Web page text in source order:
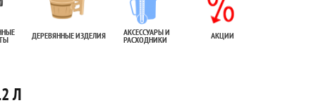
ДЕРЕВЯННЫЕ ИЗДЕЛИЯ АКСЕССУАРЫ И
РАСХОДНИКИ АКЦИИ
Л